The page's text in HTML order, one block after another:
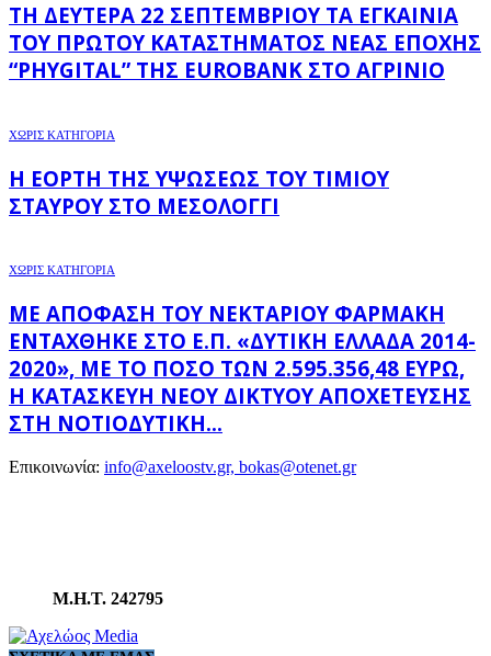
ΤΗ ΔΕΥΤΈΡΑ 22 ΣΕΠΤΕΜΒΡΊΟΥ ΤΑ ΕΓΚΑΊΝΙΑ
ΤΟΥ ΠΡΏΤΟΥ ΚΑΤΑΣΤΉΜΑΤΟΣ ΝΈΑΣ ΕΠΟΧΉΣ
“PHYGITAL” ΤΗΣ EUROBANK ΣΤΟ ΑΓΡΊΝΙΟ
ΧΩΡΊΣ ΚΑΤΗΓΟΡΊΑ
Η ΕΟΡΤΉ ΤΗΣ ΥΨΏΣΕΩΣ ΤΟΥ ΤΙΜΊΟΥ
ΣΤΑΥΡΟΎ ΣΤΟ ΜΕΣΟΛΌΓΓΙ
ΧΩΡΊΣ ΚΑΤΗΓΟΡΊΑ
ΜΕ ΑΠΌΦΑΣΗ ΤΟΥ ΝΕΚΤΆΡΙΟΥ ΦΑΡΜΆΚΗ
ΕΝΤΆΧΘΗΚΕ ΣΤΟ Ε.Π. «ΔΥΤΙΚΉ ΕΛΛΆΔΑ 2014-
2020», ΜΕ ΤΟ ΠΟΣΌ ΤΩΝ 2.595.356,48 ΕΥΡΏ,
Η ΚΑΤΑΣΚΕΥΉ ΝΈΟΥ ΔΙΚΤΎΟΥ ΑΠΟΧΈΤΕΥΣΗΣ
ΣΤΗ ΝΟΤΙΟΔΥΤΙΚΉ...
Επικοινωνία: info@axeloostv.gr, bokas@otenet.gr
Μ.Η.Τ. 242795